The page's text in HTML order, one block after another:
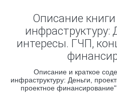
Описание
инфраструктуру:
интересы. ГЧП,
Описание и краткое
инфраструктуру: Деньги,
проектное финансирование"